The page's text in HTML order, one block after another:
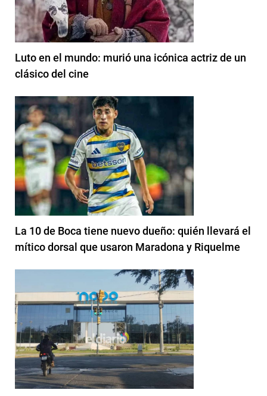
Luto en el mundo: murió una icónica actriz de un
clásico del cine
La 10 de Boca tiene nuevo dueño: quién llevará el
mítico dorsal que usaron Maradona y Riquelme